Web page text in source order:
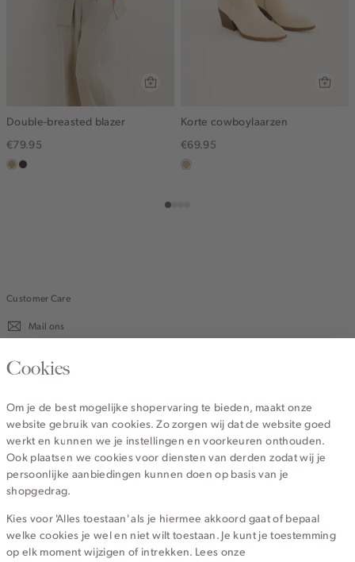
Double-breasted blazer
€79.95
zandchoco
Korte cowboylaarzen
€69.95
lichtzand
Customer Care
Mail ons
020 - 3412 670
Service
Wij zijn Cotton Club
Topcategorieën voor jou
Cookies
Om je de best mogelijke shopervaring te bieden, maakt onze
website gebruik van cookies. Zo zorgen wij dat de website goed
werkt en kunnen we je instellingen en voorkeuren onthouden.
Ook plaatsen we cookies voor diensten van derden zodat wij je
persoonlijke aanbiedingen kunnen doen op basis van je
shopgedrag.
Kies voor 'Alles toestaan' als je hiermee akkoord gaat of bepaal
welke cookies je wel en niet wilt toestaan. Je kunt je toestemming
op elk moment wijzigen of intrekken. Lees onze